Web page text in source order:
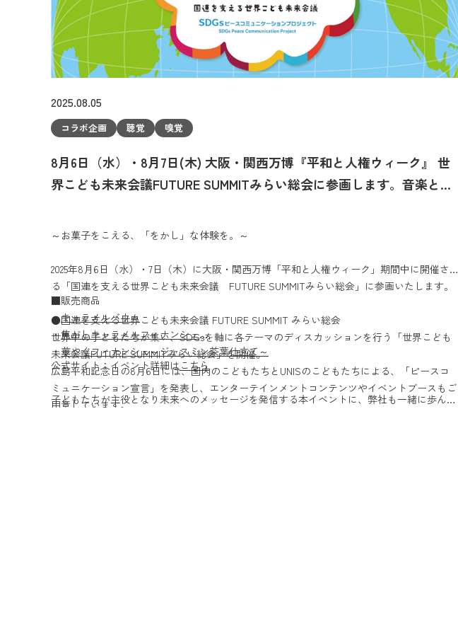
2025.08.05
コラボ企画 聴覚 嗅覚
8月6日（水）・8月7日(木) 大阪・関西万博『平和と人権ウィーク』 世
界こども未来会議FUTURE SUMMITみらい総会に参画します。音楽と香
～お菓子をこえる、「をかし」な体験を。～
2025年8月6日（水）・7日（木）に大阪・関西万博「平和と人権ウィーク」期間中に開催され
る「国連を支える世界こども未来会議 FUTURE SUMMITみらい総会」に参画いたします。
●国連を支える世界こども未来会議 FUTURE SUMMIT みらい総会
世界中の子どもたちが集い、SDGsを軸に各テーマのディスカッションを行う「世界こども
未来会議FUTURE SUMMITみらい総会」を開催。
広島平和記念日の8月6日には、国内のこどもたちとUNISのこどもたちによる、「ピースコ
ミュニケーション宣言」を発表し、エンターテインメントコンテンツやイベントブースもご
用意しています。
■販売商品
・キャラメルバウム
・焦がしキャラメルフィナンシェ
・華やぐフィナンシェ～ジャスミン茶葉仕立て～
公式サイト：イベント詳細は こちら
子どもたちが主役となり未来へのメッセージを発信する本イベントに、弊社も一緒に歩んで